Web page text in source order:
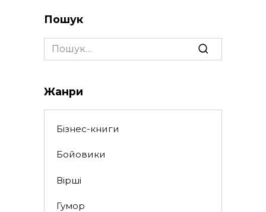
Пошук
Search
for:
Жанри
Бізнес-книги
Бойовики
Вірші
Гумор